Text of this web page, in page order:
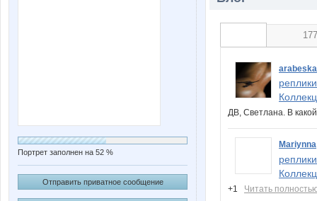
Портрет заполнен на 52 %
Отправить приватное сообщение
arabeska
ДВ, Светлана. В
Mariynna
+1 Читать